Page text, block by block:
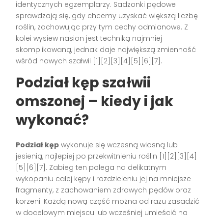
identycznych egzemplarzy. Sadzonki pędowe
sprawdzają się, gdy chcemy uzyskać większą liczbę
roślin, zachowując przy tym cechy odmianowe. Z
kolei wysiew nasion jest techniką najmniej
skomplikowaną, jednak daje największą zmienność
wśród nowych szałwii [1][2][3][4][5][6][7] .
Podział kęp szałwii
omszonej – kiedy i jak
wykonać?
Podział kęp wykonuje się wczesną wiosną lub
jesienią, najlepiej po przekwitnieniu roślin [1][2][3][4]
[5][6][7] . Zabieg ten polega na delikatnym
wykopaniu całej kępy i rozdzieleniu jej na mniejsze
fragmenty, z zachowaniem zdrowych pędów oraz
korzeni. Każdą nową część można od razu zasadzić
w docelowym miejscu lub wcześniej umieścić na